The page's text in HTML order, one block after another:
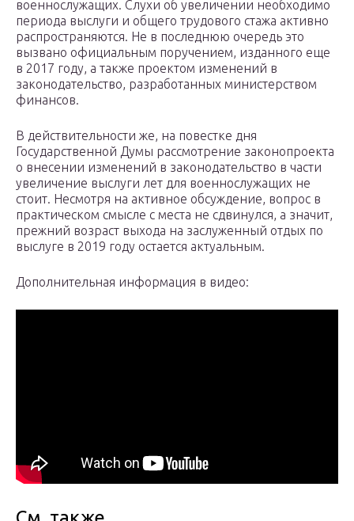
военнослужащих. Слухи об увеличении необходимо
периода выслуги и общего трудового стажа активно
распространяются. Не в последнюю очередь это
вызвано официальным поручением, изданного еще
в 2017 году, а также проектом изменений в
законодательство, разработанных министерством
финансов.
В действительности же, на повестке дня
Государственной Думы рассмотрение законопроекта
о внесении изменений в законодательство в части
увеличение выслуги лет для военнослужащих не
стоит. Несмотря на активное обсуждение, вопрос в
практическом смысле с места не сдвинулся, а значит,
прежний возраст выхода на заслуженный отдых по
выслуге в 2019 году остается актуальным.
Дополнительная информация в видео: